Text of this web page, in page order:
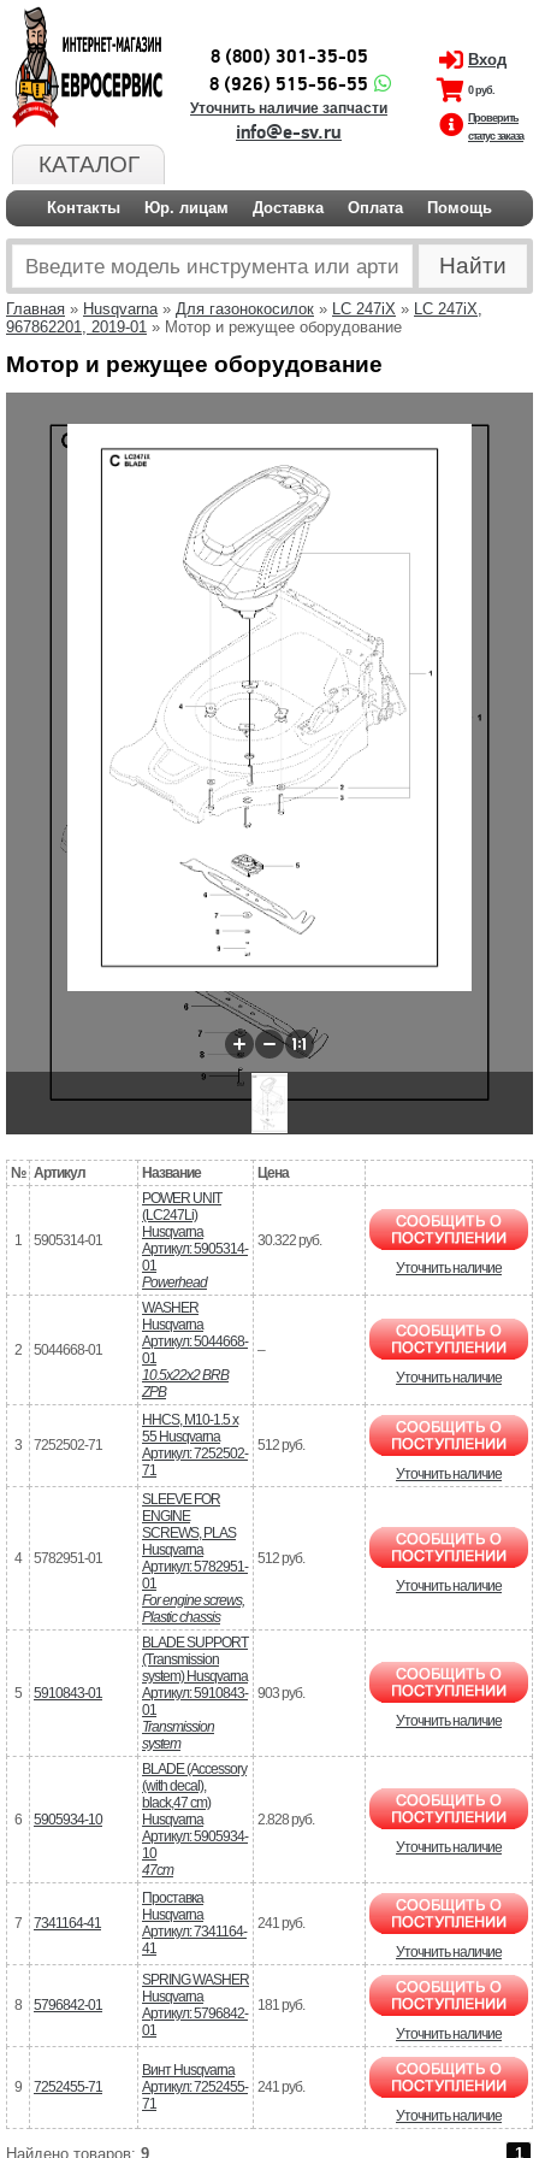
КАТАЛОГ
8 (800) 301-35-05
8 (926) 515-56-55
Уточнить наличие запчасти
info@e-sv.ru
Вход
0 руб.
Проверить
статус заказа
Контакты Юр. лицам Доставка Оплата Помощь
Главная » Husqvarna» Для газонокосилок » LC 247iX » LC 247iX,
967862201, 2019-01 » Мотор и режущее оборудование
Мотор и режущее оборудование
№ Артикул Название Цена
1 5905314-01
POWER UNIT
(LC247Li)
Husqvarna
Артикул: 5905314-
01
Powerhead
30.322 руб.
Уточнить наличие
2 5044668-01
WASHER
Husqvarna
Артикул: 5044668-
01
10.5x22x2 BRB
ZPB
–
Уточнить наличие
3 7252502-71
HHCS, M10-1.5 x
55 Husqvarna
Артикул: 7252502-
71
512 руб.
Уточнить наличие
4 5782951-01
SLEEVE FOR
ENGINE
SCREWS, PLAS
Husqvarna
Артикул: 5782951-
01
For engine screws,
Plastic chassis
512 руб.
Уточнить наличие
5 5910843-01
BLADE SUPPORT
(Transmission
system) Husqvarna
Артикул: 5910843-
01
Transmission
system
903 руб.
Уточнить наличие
6 5905934-10
BLADE (Accessory
(with decal),
black,47 cm)
Husqvarna
Артикул: 5905934-
10
47cm
2.828 руб.
Уточнить наличие
7 7341164-41
Проставка
Husqvarna
Артикул: 7341164-
41
241 руб.
Уточнить наличие
8 5796842-01
SPRING WASHER
Husqvarna
Артикул: 5796842-
01
181 руб.
Уточнить наличие
9 7252455-71
Винт Husqvarna
Артикул: 7252455-
71
241 руб.
Уточнить наличие
Найдено товаров: 9 1